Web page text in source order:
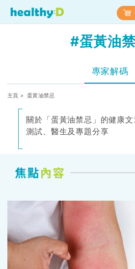
#蛋黃油
專家解碼
主頁 > 蛋黃油禁忌
關於「蛋黃油禁忌」的健康
測試、醫生及專題分享